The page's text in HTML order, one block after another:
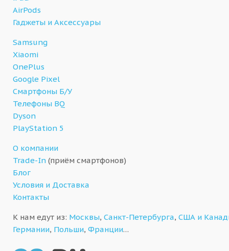
AirPods
Гаджеты и Аксессуары
Samsung
Xiaomi
OnePlus
Google Pixel
Смартфоны Б/У
Телефоны BQ
Dyson
PlayStation 5
О компании
Trade-In (приём смартфонов)
Блог
Условия и Доставка
Контакты
К нам едут из: Москвы, Санкт-Петербурга, США и
Германии, Польши, Франции…